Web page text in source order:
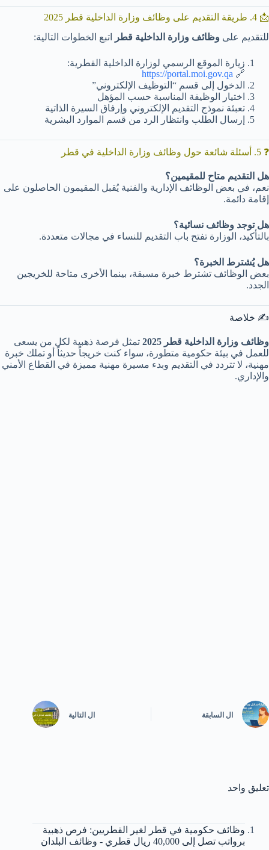
📩 4. طريقة التقديم على وظائف وزارة الداخلية قطر 2025
للتقديم على وظائف وزارة الداخلية قطر اتبع الخطوات التالية:
زيارة الموقع الرسمي لوزارة الداخلية القطرية:
🔗
https://portal.moi.gov.qa
الدخول إلى قسم “التوظيف الإلكتروني”
اختيار الوظيفة المناسبة حسب المؤهل
تعبئة نموذج التقديم الإلكتروني وإرفاق السيرة الذاتية
إرسال الطلب وانتظار الرد من قسم الموارد البشرية
❓ 5. أسئلة شائعة حول وظائف وزارة الداخلية في قطر
هل التقديم متاح للمقيمين؟
نعم، في بعض الوظائف الإدارية والفنية يُقبل المقيمون الحاصلون على
إقامة دائمة.
هل توجد وظائف نسائية؟
بالتأكيد، الوزارة تفتح باب التقديم للنساء في مجالات متعددة.
هل يُشترط الخبرة؟
بعض الوظائف تشترط خبرة مسبقة، بينما الأخرى متاحة للخريجين
الجدد.
✍️ خلاصة
وظائف وزارة الداخلية قطر 2025
تمثل فرصة ذهبية لكل من يسعى
للعمل في بيئة حكومية متطورة، سواء كنت خريجاً حديثاً أو تملك خبرة
مهنية، لا تتردد في التقديم وبدء مسيرة مهنية مميزة في القطاع الأمني
والإداري.
ال السابقة ال التالية
تعليق واحد
وظائف حكومية في قطر لغير القطريين: فرص ذهبية
برواتب تصل إلى 40,000 ريال قطري - وظائف البلدان